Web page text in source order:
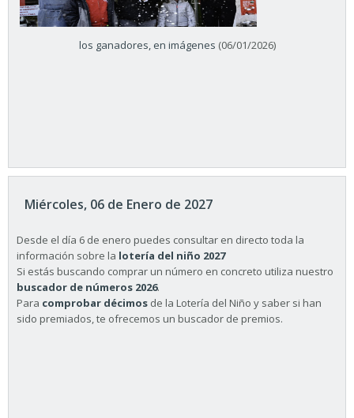
los ganadores, en imágenes (06/01/2026)
Miércoles, 06 de Enero de 2027
Desde el día 6 de enero puedes consultar en directo toda la
información sobre la lotería del niño 2027
Si estás buscando comprar un número en concreto utiliza nuestro
buscador de números 2026.
Para comprobar décimos de la Lotería del Niño y saber si han
sido premiados, te ofrecemos un buscador de premios.